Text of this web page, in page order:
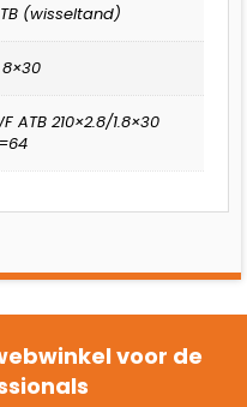
(wisseltand)
8×30
ATB 210×2.8/1.8×30
voor de